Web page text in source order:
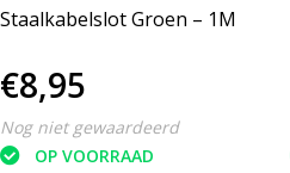
Staalkabelslot Groen – 1M
€8,95
Nog niet gewaardeerd
OP VOORRAAD